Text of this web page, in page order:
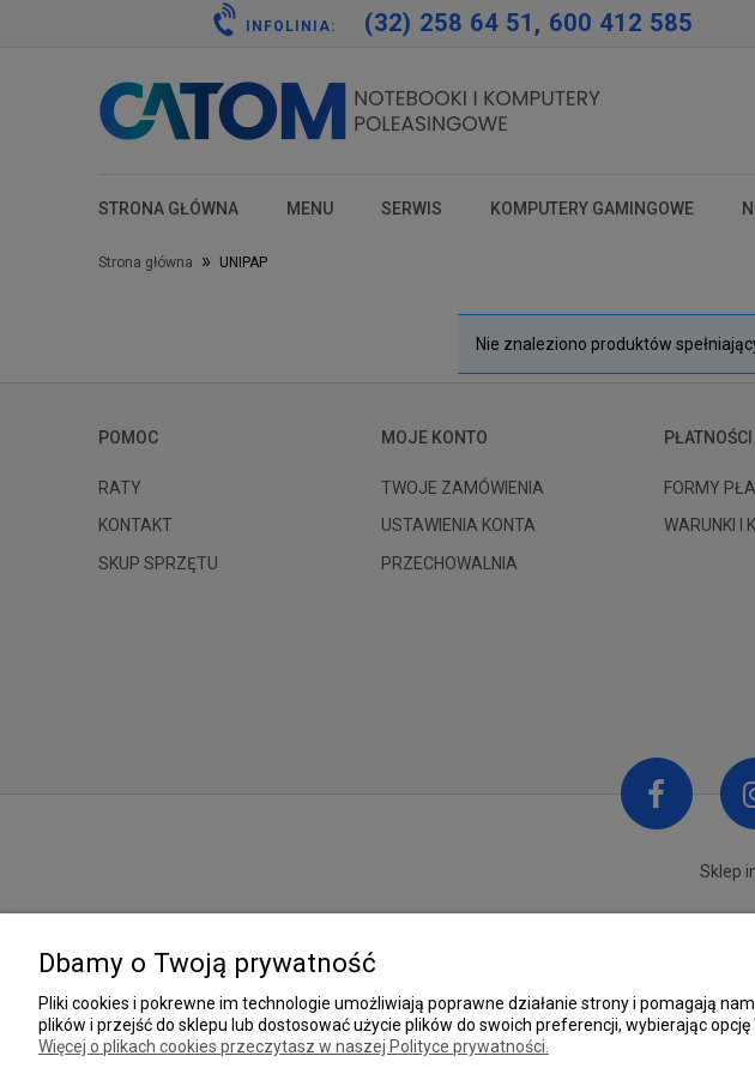
INFOLINIA: (32) 258 64 51, 600 412 585
STRONA GŁÓWNA
test
MENU
test
SERWIS KOMPUTERY GAMINGOWE
Strona główna » UNIPAP
Nie znaleziono produktów
POMOC
RATY
KONTAKT
SKUP SPRZĘTU
MOJE KONTO
TWOJE ZAMÓWIENIA
USTAWIENIA KONTA
PRZECHOWALNIA
FORMY
WARUNKI I
Sklep
Dbamy o Twoją prywatność
Pliki cookies i pokrewne im technologie umożliwiają poprawne działanie strony i pomagają
plików i przejść do sklepu lub dostosować użycie plików do swoich preferencji, wybierając opcję
Więcej o plikach cookies przeczytasz w naszej Polityce prywatności.